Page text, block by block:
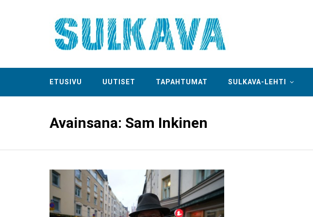
ETUSIVU UUTISET TAPAHTUMAT SULKAVA-LEHTI
Avainsana: Sam Inkinen